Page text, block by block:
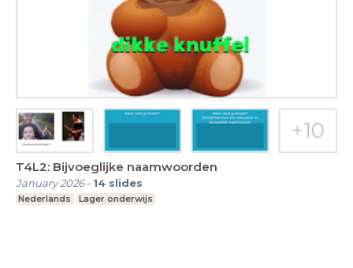
T4L2: Bijvoeglijke naamwoorden
January 2026- 14 slides
Nederlands Lager onderwijs